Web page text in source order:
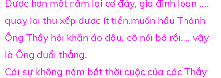
Được hơn một năm lại cơ đầy, gia đình loạn ....
quay lại thu xếp được ít tiền.muốn hầu Thánh
Ông Thầy hỏi khăn áo đâu, cô nói bỏ rồi.... vậy
là Ông đuổi thẳng.
Cái sự không nắm bắt thời cuộc của các Thầy